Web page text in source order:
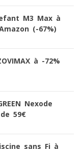
M3 Max à
(-67%)
à -72%
Nexode
59€
sans Fi à